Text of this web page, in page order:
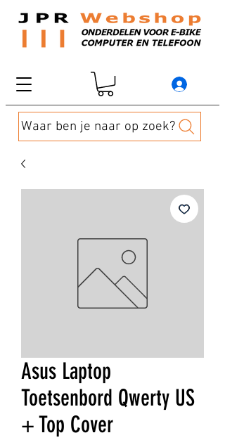
Waar ben je naar op zoek?
Asus Laptop
Toetsenbord Qwerty US
+ Top Cover